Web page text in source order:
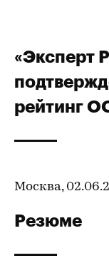
«Эксперт
рейтинг
Москва,
Резюме